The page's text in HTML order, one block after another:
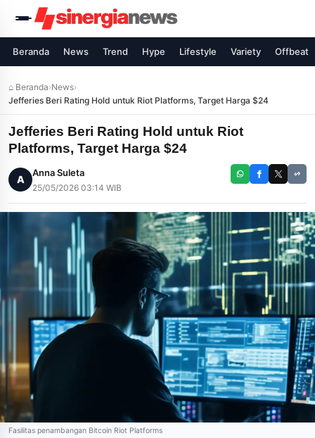
Beranda News Trend Hype Lifestyle Variety Offbeat
⌂ Beranda›News›
Jefferies Beri Rating Hold untuk Riot Platforms, Target Harga $24
Jefferies Beri Rating Hold untuk Riot
Platforms, Target Harga $24
A
Anna Suleta
25/05/2026 03:14 WIB
Fasilitas penambangan Bitcoin Riot Platforms